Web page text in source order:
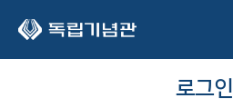
로그인